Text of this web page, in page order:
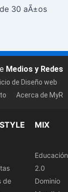
30 aÃ±os
Medios y Redes
de Diseño web
Acerca de MyR
de
MIX
Educación
2.0
Dominio